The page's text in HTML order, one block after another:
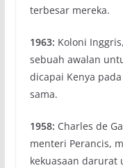
terbesar mereka.
1963: Koloni
sebuah awalan
dicapai Kenya
sama.
1958: Charles de
menteri Perancis,
kekuasaan darurat